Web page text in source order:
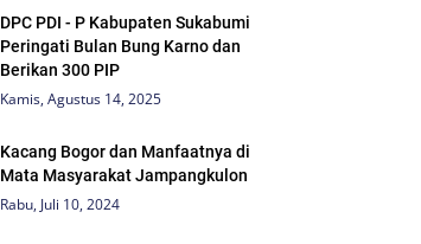
DPC PDI - P Kabupaten Sukabumi
Peringati Bulan Bung Karno dan
Berikan 300 PIP
Kamis, Agustus 14, 2025
Kacang Bogor dan Manfaatnya di
Mata Masyarakat Jampangkulon
Rabu, Juli 10, 2024